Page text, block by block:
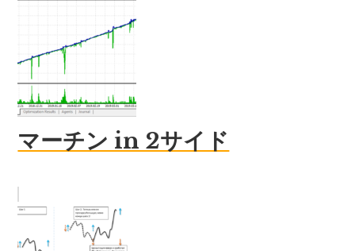
マーチン in 2サイド